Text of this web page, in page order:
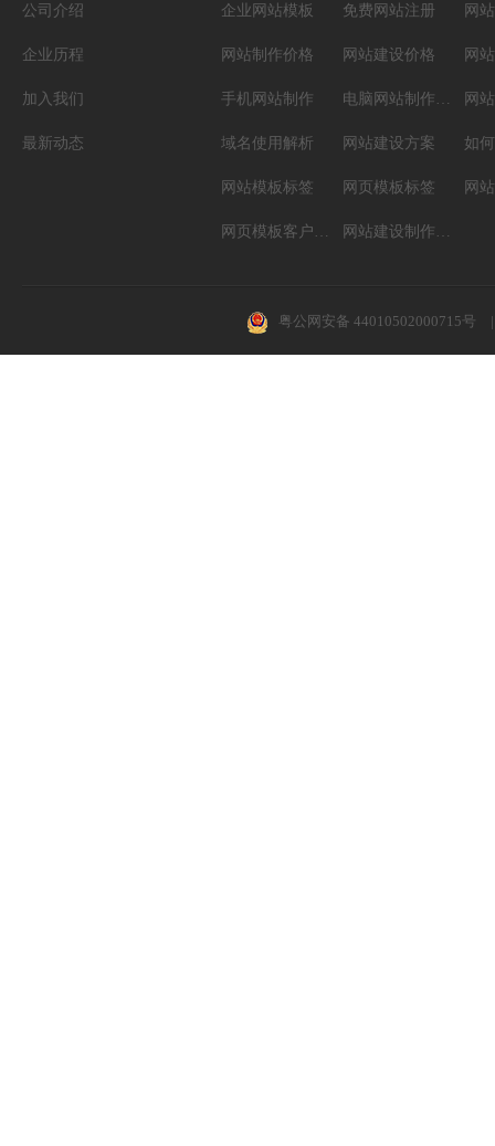
公司介绍
企业历程
加入我们
最新动态
企业网站模板 免费网站注册 网
网站制作价格 网站建设价格 网
手机网站制作 电脑网站制作设计 网
域名使用解析 网站建设方案 如
网站模板标签 网页模板标签
网页模板客户案例 网站建设制作知识
粤公网安备 44010502000715号 |